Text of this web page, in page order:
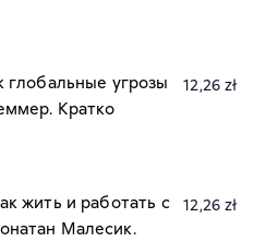
глобальные угрозы
Кратко
12,26 zł
жить и работать с
Малесик.
12,26 zł